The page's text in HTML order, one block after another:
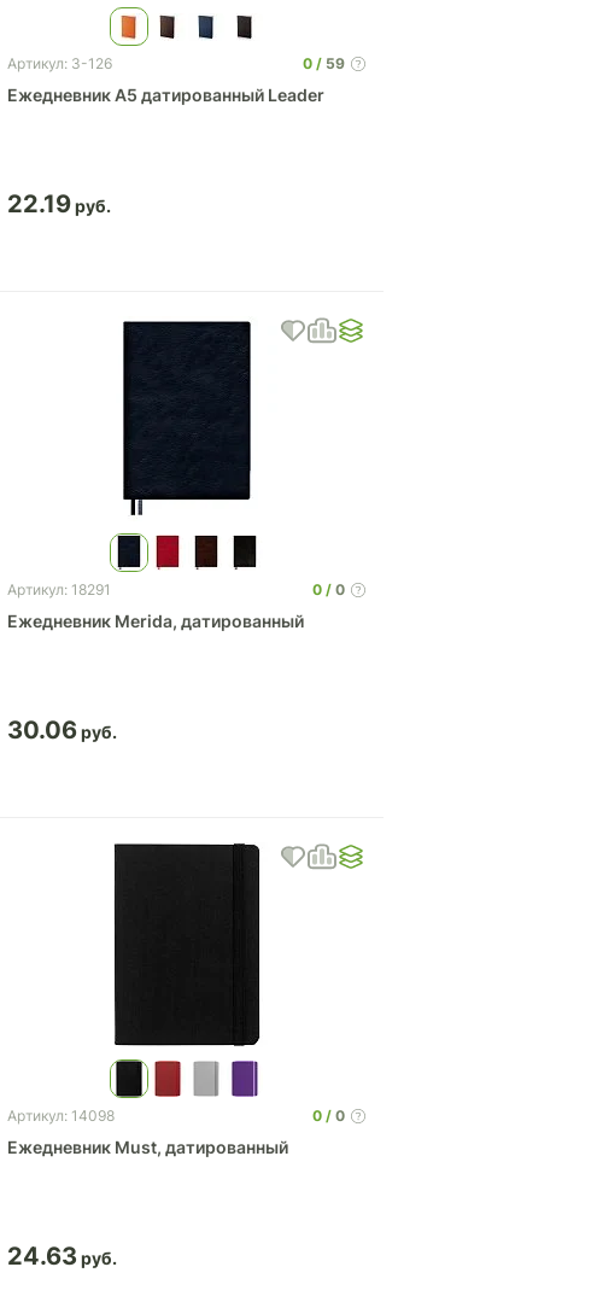
Артикул: 3-126 0 59
Ежедневник А5 датированный Leader
22.19
Артикул: 18291 0 0
Ежедневник Merida, датированный
30.06
Артикул: 14098 0 0
Ежедневник Must, датированный
24.63